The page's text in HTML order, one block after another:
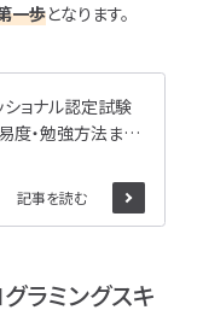
一歩となります。
ョナル認定試験
易度・勉強方法まで
記事を読む
ラミングスキ